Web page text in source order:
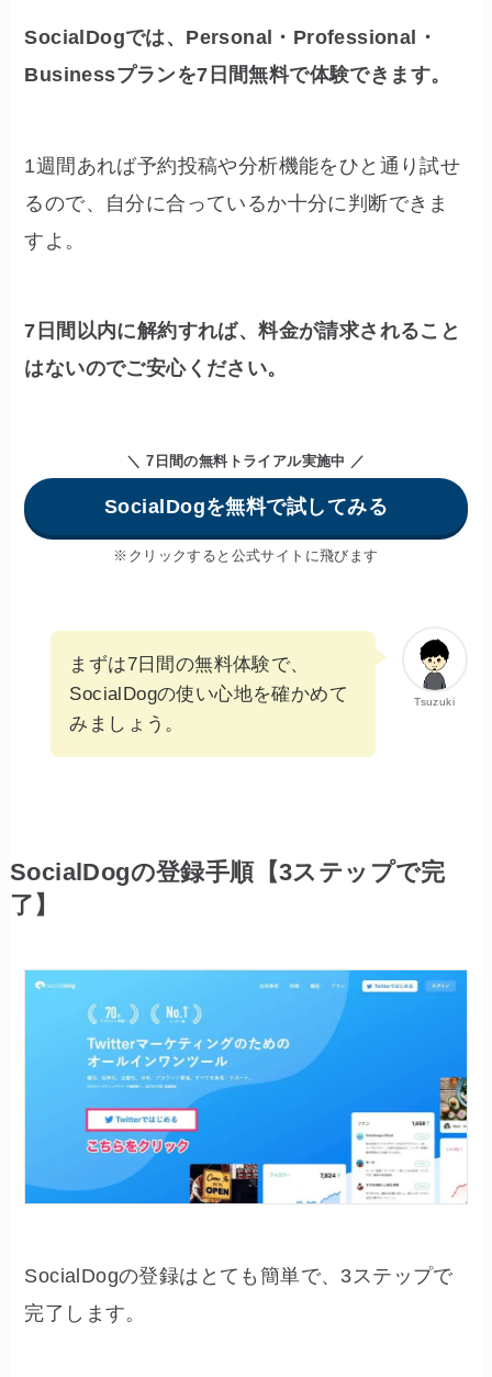
SocialDogでは、Personal・Professional・
Businessプランを7日間無料で体験できます。
1週間あれば予約投稿や分析機能をひと通り試せ
るので、自分に合っているか十分に判断できま
すよ。
7日間以内に解約すれば、料金が請求されること
はないのでご安心ください。
＼ 7日間の無料トライアル実施中 ／
SocialDogを無料で試してみる
※クリックすると公式サイトに飛びます
Tsuzuki
まずは7日間の無料体験で、
SocialDogの使い心地を確かめて
みましょう。
SocialDogの登録手順【3ステップで完
了】
SocialDogの登録はとても簡単で、3ステップで
完了します。